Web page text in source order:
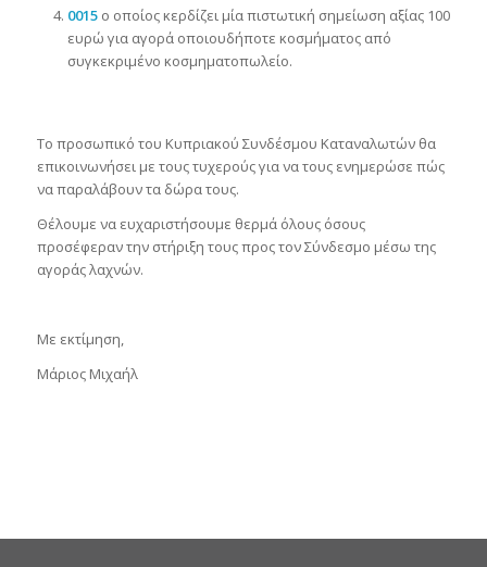
0015ο οποίος κερδίζει μία πιστωτική σημείωση αξίας 100
ευρώ για αγορά οποιουδήποτε κοσμήματος από
συγκεκριμένο κοσμηματοπωλείο.
Το προσωπικό του Κυπριακού Συνδέσμου Καταναλωτών θα
επικοινωνήσει με τους τυχερούς για να τους ενημερώσε πώς
να παραλάβουν τα δώρα τους.
Θέλουμε να ευχαριστήσουμε θερμά όλους όσους
προσέφεραν την στήριξη τους προς τον Σύνδεσμο μέσω της
αγοράς λαχνών.
Με εκτίμηση,
Μάριος Μιχαήλ